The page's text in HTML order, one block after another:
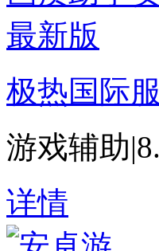
极热国际
游戏辅助|
详情